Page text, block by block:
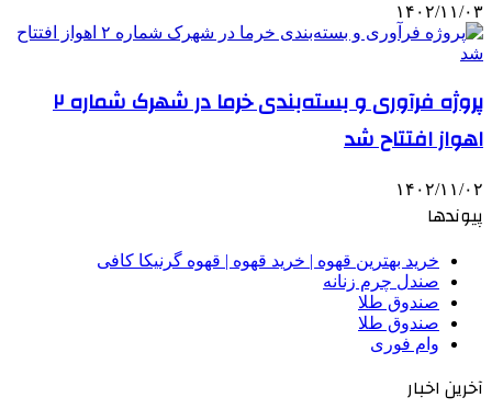
۱۴۰۲/۱۱/۰۳
پروژه فرآوری و بسته‌بندی خرما در شهرک شماره ۲
اهواز افتتاح شد
۱۴۰۲/۱۱/۰۲
پیوندها
خرید بهترین قهوه | خرید قهوه | قهوه گرنیکا کافی
صندل چرم زنانه
صندوق طلا
صندوق طلا
وام فوری
آخرین اخبار